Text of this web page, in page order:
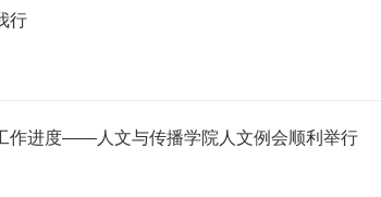
行
作进度——人文与传播学院人文例会顺利举行